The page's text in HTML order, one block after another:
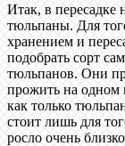
Итак, в пересадке
тюльпаны. Для
хранением и
подобрать сорт
тюльпанов. Они
прожить на одном
как только
стоит лишь для
росло очень